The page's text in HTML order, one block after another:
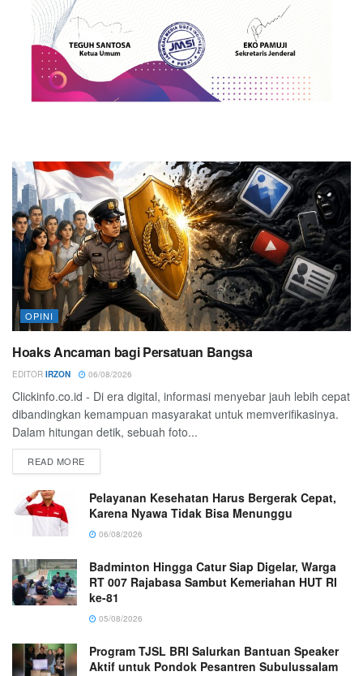
OPINI
Hoaks Ancaman bagi Persatuan Bangsa
EDITOR IRZON 06/08/2026
Clickinfo.co.id - Di era digital, informasi menyebar jauh lebih cepat
dibandingkan kemampuan masyarakat untuk memverifikasinya.
Dalam hitungan detik, sebuah foto...
READ MORE
Pelayanan Kesehatan Harus Bergerak Cepat,
Karena Nyawa Tidak Bisa Menunggu
06/08/2026
Badminton Hingga Catur Siap Digelar, Warga
RT 007 Rajabasa Sambut Kemeriahan HUT RI
ke-81
05/08/2026
Program TJSL BRI Salurkan Bantuan Speaker
Aktif untuk Pondok Pesantren Subulussalam